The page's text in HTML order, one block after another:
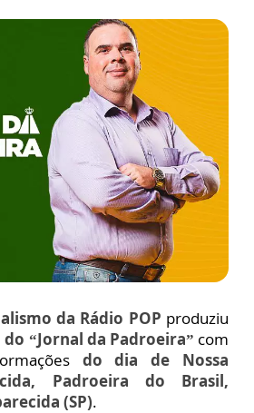
da Rádio POP produziu
“Jornal da Padroeira” com
do dia de Nossa
Padroeira do Brasil,
(SP).